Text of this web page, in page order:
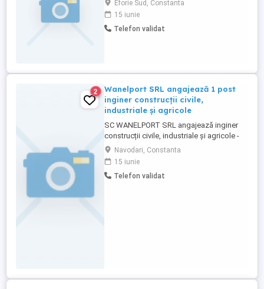
Eforie Sud, Constanta
15 iunie
Telefon validat
2
Wanelport SRL angajează 1 post
inginer construcții civile,
industriale și agricole
SC WANELPORT SRL angajează inginer
construcții civile, industriale și agricole -
COR 214201. Cerințe: cunoștințe minime
limba engleză și sau limba turcă. CV la
email
Navodari, Constanta
15 iunie
Telefon validat